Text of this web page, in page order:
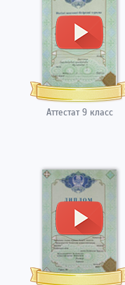
Аттестат 9 класс